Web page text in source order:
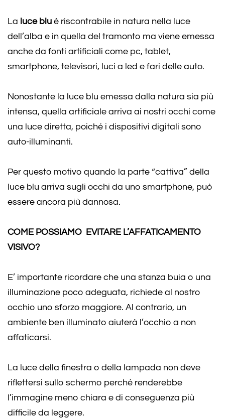
La luce blu è riscontrabile in natura nella luce
dell’alba e in quella del tramonto ma viene emessa
anche da fonti artificiali come pc, tablet,
smartphone, televisori, luci a led e fari delle auto.
Nonostante la luce blu emessa dalla natura sia più
intensa, quella artificiale arriva ai nostri occhi come
una luce diretta, poiché i dispositivi digitali sono
auto-illuminanti.
Per questo motivo quando la parte “cattiva” della
luce blu arriva sugli occhi da uno smartphone, può
essere ancora più dannosa.
COME POSSIAMO EVITARE L’AFFATICAMENTO
VISIVO?
E’ importante ricordare che una stanza buia o una
illuminazione poco adeguata, richiede al nostro
occhio uno sforzo maggiore. Al contrario, un
ambiente ben illuminato aiuterà l’occhio a non
affaticarsi.
La luce della finestra o della lampada non deve
riflettersi sullo schermo perché renderebbe
l’immagine meno chiara e di conseguenza più
difficile da leggere.